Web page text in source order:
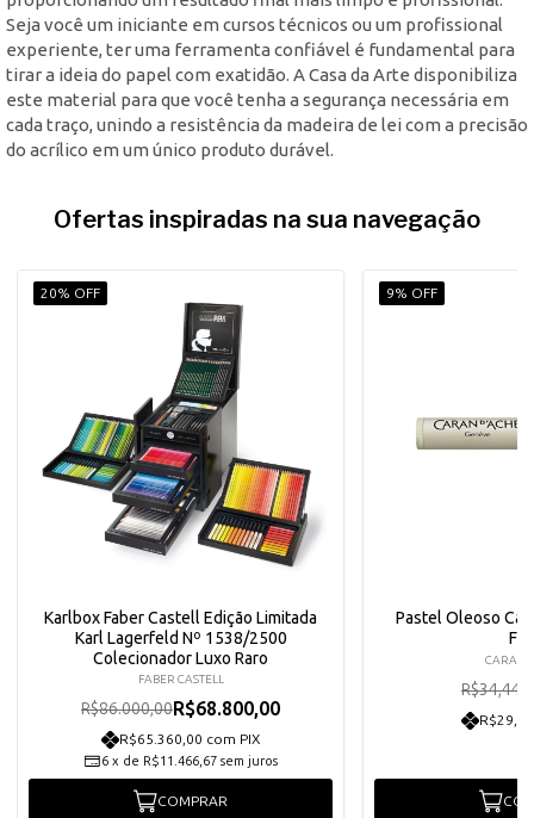
Seja você um iniciante em cursos técnicos ou um profissional
experiente, ter uma ferramenta confiável é fundamental para
tirar a ideia do papel com exatidão. A Casa da Arte disponibiliza
este material para que você tenha a segurança necessária em
cada traço, unindo a resistência da madeira de lei com a precisão
do acrílico em um único produto durável.
Ofertas inspiradas na sua navegação
20% OFF
Karlbox Faber Castell Edição Limitada
Karl Lagerfeld Nº 1538/2500
Colecionador Luxo Raro
FABER CASTELL
R$86.000,00R$68.800,00
R$65.360,00 com PIX
6 x de R$11.466,67 sem juros
COMPRAR
9% OFF
Pastel Oleoso
R$34,44